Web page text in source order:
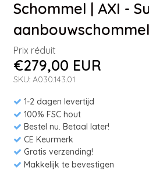
Schommel | AXI -
Prix réduit
€279,00 EUR
SKU: A030.143.01
1-2 dagen levertijd
100% FSC hout
Bestel nu. Betaal later!
CE Keurmerk
Gratis verzending!
Makkelijk te bevestigen